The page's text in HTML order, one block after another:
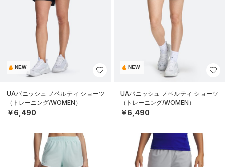
NEW
UAバニッシュ ノベルティ ショーツ
（トレーニング/WOMEN）
￥6,490
NEW
UAバニッシュ ノベルティ ショーツ
（トレーニング/WOMEN）
￥6,490